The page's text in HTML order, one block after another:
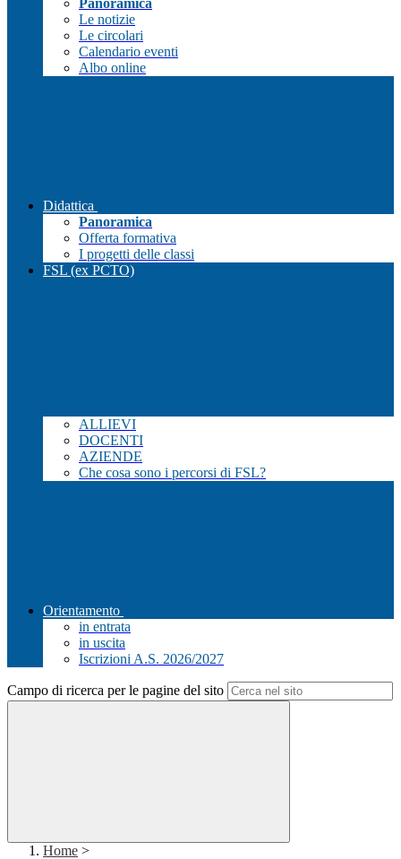
Panoramica
Le notizie
Le circolari
Calendario eventi
Albo online
Didattica
Panoramica
Offerta formativa
I progetti delle classi
FSL (ex PCTO)
ALLIEVI
DOCENTI
AZIENDE
Che cosa sono i percorsi di FSL?
Orientamento
in entrata
in uscita
Iscrizioni A.S. 2026/2027
Campo di ricerca per le pagine del sito
Home >